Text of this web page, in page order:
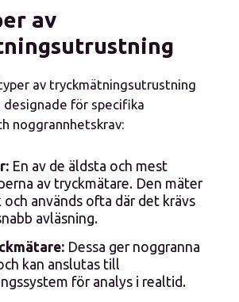
av
av tryckmätningsutrustning
för specifika
noggrannhetskrav:
En av de äldsta och mest
av tryckmätare. Den mäter
används ofta där det krävs
avläsning.
Dessa ger noggranna
kan anslutas till
för analys i realtid.